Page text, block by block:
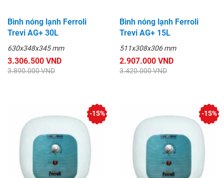
Bình nóng lạnh Ferroli
Trevi AG+ 30L
630x348x345 mm
3.306.500 VND
3.890.000 VND
Bình nóng lạnh Ferroli
Trevi AG+ 15L
511x308x306 mm
2.907.000 VND
3.420.000 VND
-15% -15%